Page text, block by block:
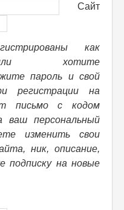
Сайт
как
хотите
пароль и свой
регистрации на
письмо с кодом
ваш персональный
изменить свои
ник, описание,
на новые